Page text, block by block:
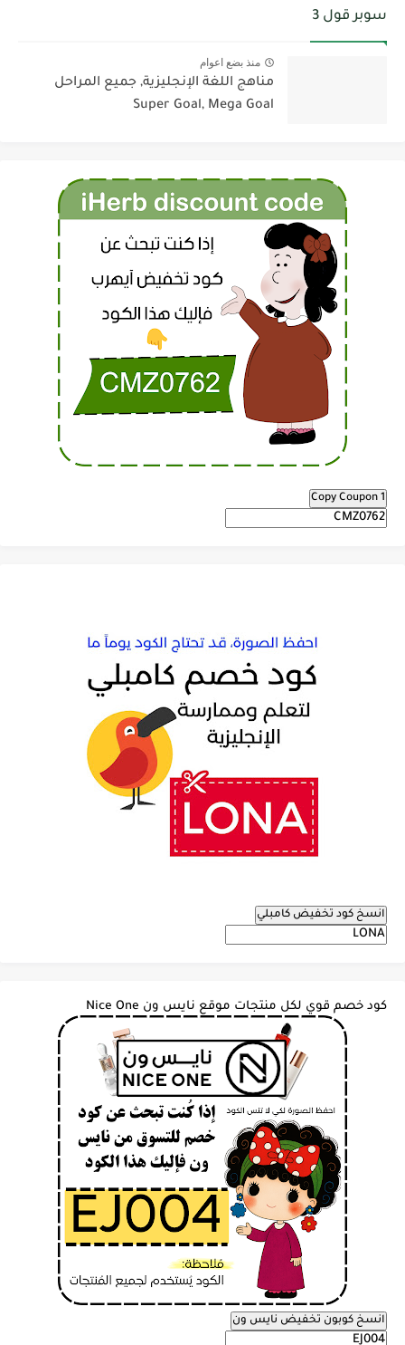
سوبر قول 3
منذ بضع اعوام
مناهج اللغة الإنجليزية, جميع المراحل
Super Goal, Mega Goal
Copy Coupon 1
انسخ كود تخفيض كامبلي
كود خصم قوي لكل منتجات موقع نايس ون Nice One
انسخ كوبون تخفيض نايس ون